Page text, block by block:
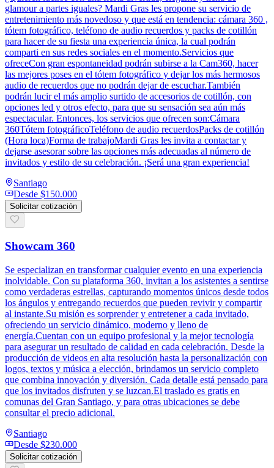
glamour a partes iguales? Mardi Gras les propone su servicio de
entretenimiento más novedoso y que está en tendencia: cámara 360 ,
tótem fotográfico, teléfono de audio recuerdos y packs de cotillón
para hacer de su fiesta una experiencia única, la cual podrán
comparti en sus redes sociales en el momento.Servicios que
ofreceCon gran espontaneidad podrán subirse a la Cam360, hacer
las mejores poses en el tótem fotográfico y dejar los más hermosos
audio de recuerdos que no podrán dejar de escuchar.También
podrán lucir el más amplio surtido de accesorios de cotillón, con
opciones led y otros efecto, para que su sensación sea aún más
espectacular. Entonces, los servicios que ofrecen son:Cámara
360Tótem fotográficoTeléfono de audio recuerdosPacks de cotillón
(Hora loca)Forma de trabajoMardi Gras les invita a contactar y
dejarse asesorar sobre las opciones más adecuadas al número de
invitados y estilo de su celebración. ¡Será una gran experiencia!
Santiago
Desde $150.000
Solicitar cotización
Showcam 360
Se especializan en transformar cualquier evento en una experiencia
inolvidable. Con su plataforma 360, invitan a los asistentes a sentirse
como verdaderas estrellas, capturando momentos únicos desde todos
los ángulos y entregando recuerdos que pueden revivir y compartir
al instante.Su misión es sorprender y entretener a cada invitado,
ofreciendo un servicio dinámico, moderno y lleno de
energía.Cuentan con un equipo profesional y la mejor tecnología
para asegurar un resultado de calidad en cada celebración. Desde la
producción de videos en alta resolución hasta la personalización con
logos, textos y música a elección, brindamos un servicio completo
que combina innovación y diversión. Cada detalle está pensado para
que los invitados disfruten y se luzcan.El traslado es gratis en
comunas del Gran Santiago, y para otras ubicaciones se debe
consultar el precio adicional.
Santiago
Desde $230.000
Solicitar cotización